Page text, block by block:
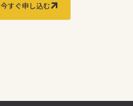
今すぐ申し込む